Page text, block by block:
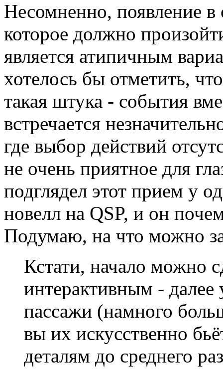
Несомненно, появление в
которое должно
является атипичным
хотелось бы отметить,
такая штука - события
встречается
где выбор действий
не очень приятное для
подглядел этот прием у
новелл на QSP, и он
Подумаю, на что можно
Кстати, начало можно
интерактивным - далее
пассажи (намного
вы их искусственно
деталям до среднего